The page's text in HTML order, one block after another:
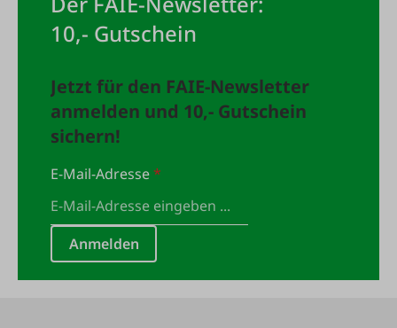
10,- Gutschein
Jetzt für den FAIE-Newsletter
anmelden und 10,- Gutschein
sichern!
E-Mail-Adresse*
Anmelden